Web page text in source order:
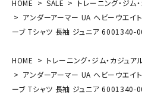
HOME
SALE トレーニング・ジム
アンダーアーマー UA ヘビーウエイ
ーブ Tシャツ 長袖 ジュニア 6001340-
HOME トレーニング・ジム・カジュア
アンダーアーマー UA ヘビーウエイ
ーブ Tシャツ 長袖 ジュニア 6001340-